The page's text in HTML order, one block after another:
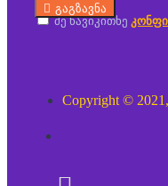
გაგზავნა
მე წავიკითხე
Copyright ©